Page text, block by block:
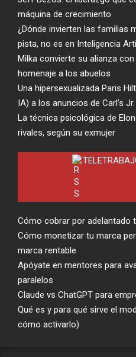
máquina de crecimiento
¿Dónde invierten las familias
pista, no es en Inteligencia
Milka convierte su alianza
homenaje a los abuelos
Una hipersexualizada Paris
IA) a los anuncios de Carl’s Jr.
La técnica psicológica de
rivales, según su exmujer
Cómo cobrar por adelantado
Cómo monetizar tu marca
marca rentable
Apóyate en mentores para
paralelos
Claude vs ChatGPT para
Qué es y para qué sirve el
cómo activarlo)